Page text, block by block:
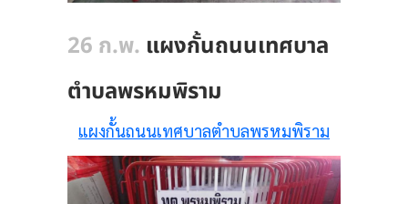
26 ก.พ. แผงกั้นถนนเทศบาล
ตำบลพรหมพิราม
แผงกั้นถนนเทศบาลตำบลพรหมพิราม